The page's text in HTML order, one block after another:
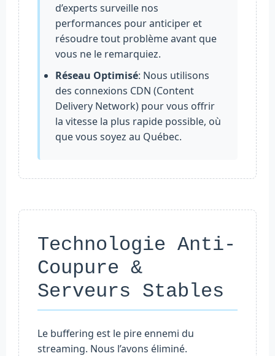
d’experts surveille nos
performances pour anticiper et
résoudre tout problème avant que
vous ne le remarquiez.
Réseau Optimisé: Nous utilisons
des connexions CDN (Content
Delivery Network) pour vous offrir
la vitesse la plus rapide possible, où
que vous soyez au Québec.
Technologie Anti-
Coupure &
Serveurs Stables
Le buffering est le pire ennemi du
streaming. Nous l’avons éliminé.